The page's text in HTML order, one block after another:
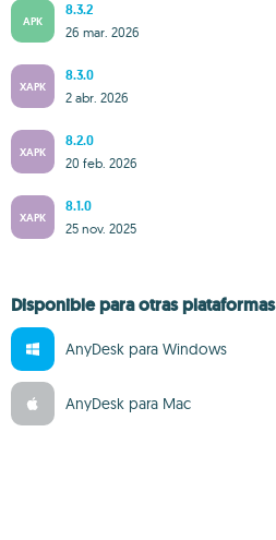
APK
8.3.2
26 mar. 2026
XAPK
8.3.0
2 abr. 2026
XAPK
8.2.0
20 feb. 2026
XAPK
8.1.0
25 nov. 2025
Disponible para otras plataformas
AnyDesk para Windows
AnyDesk para Mac